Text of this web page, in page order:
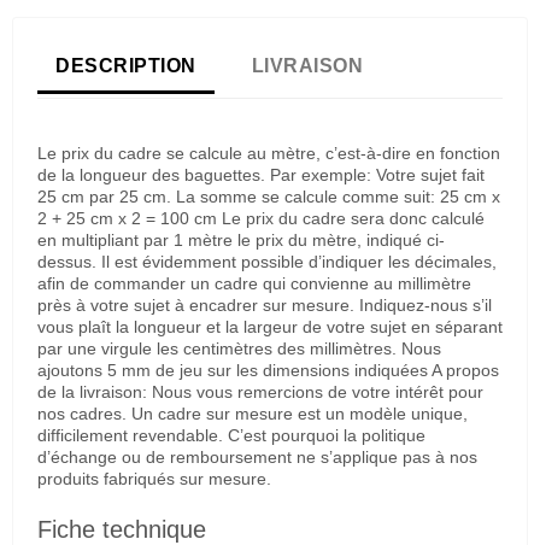
DESCRIPTION LIVRAISON
Le prix du cadre se calcule au mètre, c’est-à-dire en fonction
de la longueur des baguettes. Par exemple: Votre sujet fait
25 cm par 25 cm. La somme se calcule comme suit: 25 cm x
2 + 25 cm x 2 = 100 cm Le prix du cadre sera donc calculé
en multipliant par 1 mètre le prix du mètre, indiqué ci-
dessus. Il est évidemment possible d’indiquer les décimales,
afin de commander un cadre qui convienne au millimètre
près à votre sujet à encadrer sur mesure. Indiquez-nous s’il
vous plaît la longueur et la largeur de votre sujet en séparant
par une virgule les centimètres des millimètres. Nous
ajoutons 5 mm de jeu sur les dimensions indiquées A propos
de la livraison: Nous vous remercions de votre intérêt pour
nos cadres. Un cadre sur mesure est un modèle unique,
difficilement revendable. C’est pourquoi la politique
d’échange ou de remboursement ne s’applique pas à nos
produits fabriqués sur mesure.
Fiche technique